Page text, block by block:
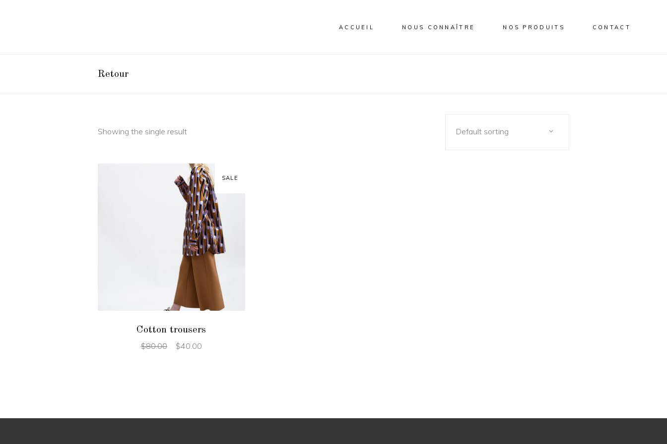
ACCUEIL NOUS CONNAÎTRE NOS PRODUITS CONTACT
Retour
Showing the single result Default sorting
SALE
ADD TO CART
Cotton trousers
$80.00 $40.00